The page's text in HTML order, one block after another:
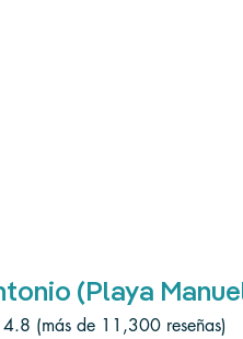
(Playa
(más de 11,300 reseñas)